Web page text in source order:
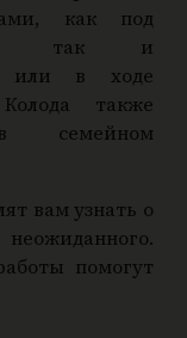
как под
так и
или в ходе
также
семейном
вам узнать о
помогут